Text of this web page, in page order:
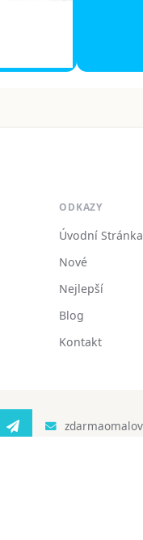
ODKAZY
Úvodní Stránka
Nové
Nejlepší
Blog
Kontakt